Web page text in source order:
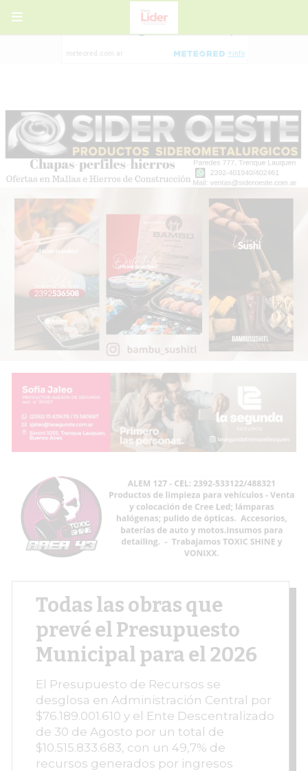
Todas las obras que
prevé el Presupuesto
Municipal para el 2026
El Presupuesto de Recursos se
desglosa en Administración Central por
$76.189.001.610 y el Ente Descentralizado
de 30 de Agosto por un total de
$10.515.833.683, con un 49,7% de
recursos generados por ingresos